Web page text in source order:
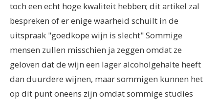
toch een echt hoge kwaliteit hebben; dit artikel zal
bespreken of er enige waarheid schuilt in de
uitspraak "goedkope wijn is slecht" Sommige
mensen zullen misschien ja zeggen omdat ze
geloven dat de wijn een lager alcoholgehalte heeft
dan duurdere wijnen, maar sommigen kunnen het
op dit punt oneens zijn omdat sommige studies